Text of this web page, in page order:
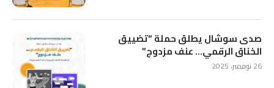
صدى سوشال يطلق حملة “تضييق
الخناق الرقمي… عنف مزدوج”
26 نوفمبر، 2025